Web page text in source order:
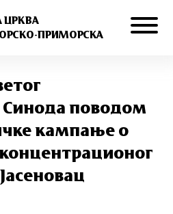
ЦРКВА
ПРИМОРСКА
Синода поводом
кампање о